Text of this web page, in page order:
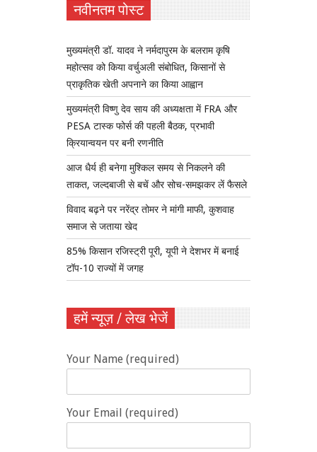
नवीनतम पोस्ट
मुख्यमंत्री डॉ. यादव ने नर्मदापुरम के बलराम कृषि
महोत्सव को किया वर्चुअली संबोधित, किसानों से
प्राकृतिक खेती अपनाने का किया आह्वान
मुख्यमंत्री विष्णु देव साय की अध्यक्षता में FRA और
PESA टास्क फोर्स की पहली बैठक, प्रभावी
क्रियान्वयन पर बनी रणनीति
आज धैर्य ही बनेगा मुश्किल समय से निकलने की
ताकत, जल्दबाजी से बचें और सोच-समझकर लें फैसले
विवाद बढ़ने पर नरेंद्र तोमर ने मांगी माफी, कुशवाह
समाज से जताया खेद
85% किसान रजिस्ट्री पूरी, यूपी ने देशभर में बनाई
टॉप-10 राज्यों में जगह
हमें न्यूज़ / लेख भेजें
Your Name (required)
Your Email (required)